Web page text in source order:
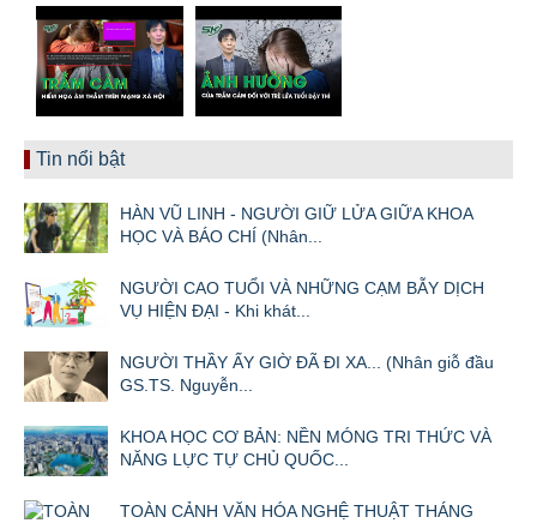
Tin nổi bật
HÀN VŨ LINH - NGƯỜI GIỮ LỬA GIỮA KHOA
HỌC VÀ BÁO CHÍ (Nhân...
NGƯỜI CAO TUỔI VÀ NHỮNG CẠM BẪY DỊCH
VỤ HIỆN ĐẠI - Khi khát...
NGƯỜI THẦY ẤY GIỜ ĐÃ ĐI XA... (Nhân giỗ đầu
GS.TS. Nguyễn...
KHOA HỌC CƠ BẢN: NỀN MÓNG TRI THỨC VÀ
NĂNG LỰC TỰ CHỦ QUỐC...
TOÀN CẢNH VĂN HÓA NGHỆ THUẬT THÁNG